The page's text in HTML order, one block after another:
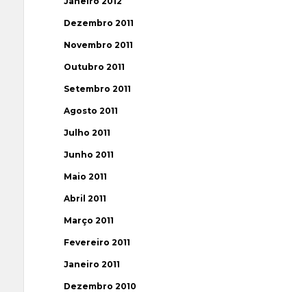
Dezembro 2011
Novembro 2011
Outubro 2011
Setembro 2011
Agosto 2011
Julho 2011
Junho 2011
Maio 2011
Abril 2011
Março 2011
Fevereiro 2011
Janeiro 2011
Dezembro 2010